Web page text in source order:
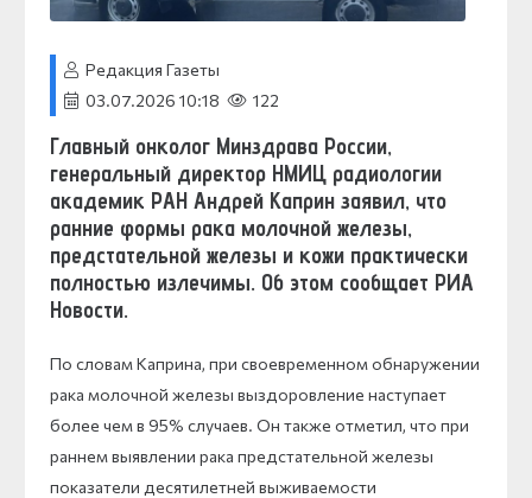
Редакция Газеты
03.07.2026 10:18
122
Главный онколог Минздрава России,
генеральный директор НМИЦ радиологии
академик РАН Андрей Каприн заявил, что
ранние формы рака молочной железы,
предстательной железы и кожи практически
полностью излечимы. Об этом сообщает РИА
Новости.
По словам Каприна, при своевременном обнаружении
рака молочной железы выздоровление наступает
более чем в 95% случаев. Он также отметил, что при
раннем выявлении рака предстательной железы
показатели десятилетней выживаемости